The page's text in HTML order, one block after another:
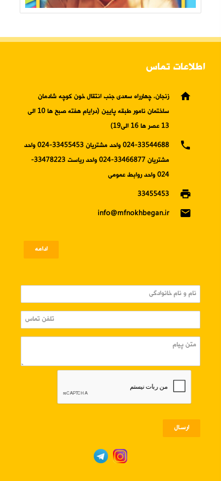
اطلاعات تماس
home
زنجان، چهارراه سعدی جنب انتقال خون کوچه شادمان
ساختمان نامور طبقه پایین (درایام هفته صبح ها 10 الی
13 عصر ها 16 الی19)
phone
024-33544688 واحد مشتریان 33455453-024 واحد
مشتریان 33466877-024 واحد ریاست 33478223-
024 واحد روابط عمومی
print
33455453
email
info@mfnokhbegan.ir
ادامه
ارسـال